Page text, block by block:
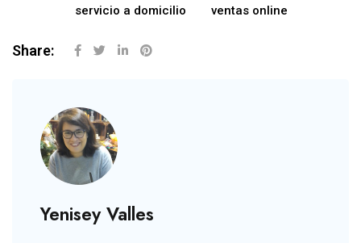
servicio a domicilio ventas online
Share:
Yenisey Valles